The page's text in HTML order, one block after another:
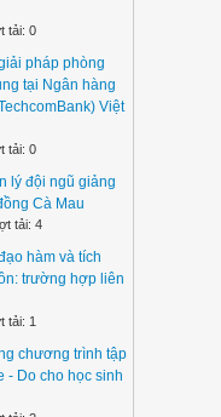
tải: 0
pháp phòng
tại Ngân hàng
Việt
tải: 0
lý đội ngũ giảng
Cà Mau
tải: 4
hàm và tích
trường hợp liên
tải: 1
chương trình tập
- Do cho học sinh